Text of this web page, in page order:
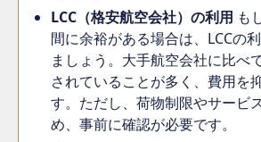
LCC（格安航空会社）の利用 も
間に余裕がある場合は、LCCの
ましょう。大手航空会社に比べ
されていることが多く、費用を
す。ただし、荷物制限やサービ
め、事前に確認が必要です。